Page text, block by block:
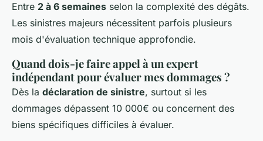
Entre 2 à 6 semaines selon la complexité des dégâts.
Les sinistres majeurs nécessitent parfois plusieurs
mois d'évaluation technique approfondie.
Quand dois-je faire appel à un expert
indépendant pour évaluer mes dommages ?
Dès la déclaration de sinistre, surtout si les
dommages dépassent 10 000€ ou concernent des
biens spécifiques difficiles à évaluer.